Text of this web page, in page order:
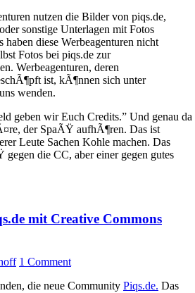
nutzen die Bilder von piqs.de,
sonstige Unterlagen mit Fotos
haben diese Werbeagenturen nicht
Fotos bei piqs.de zur
Werbeagenturen, deren
ist, kÃ¶nnen sich unter
wenden.
geben wir Euch Credits.” Und genau da
der SpaÃŸ aufhÃ¶ren. Das ist
Leute Sachen Kohle machen. Das
die CC, aber einer gegen gutes
mit Creative Commons
1 Comment
die neue Community Piqs.de. Das